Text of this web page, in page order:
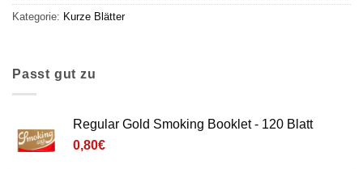
Kategorie: Kurze Blätter
Passt gut zu
Regular Gold Smoking Booklet - 120 Blatt
0,80€